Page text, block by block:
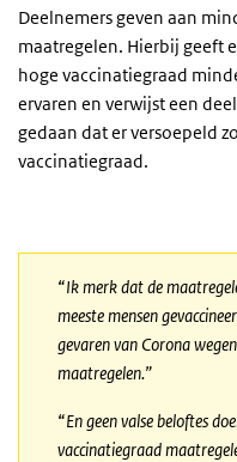
Deelnemers geven aan
maatregelen. Hierbij geeft
hoge vaccinatiegraad
ervaren en verwijst een
gedaan dat er versoepeld
vaccinatiegraad.
“Ik merk dat de
meeste mensen
gevaren van Corona
maatregelen.”
“En geen valse beloftes
vaccinatiegraad